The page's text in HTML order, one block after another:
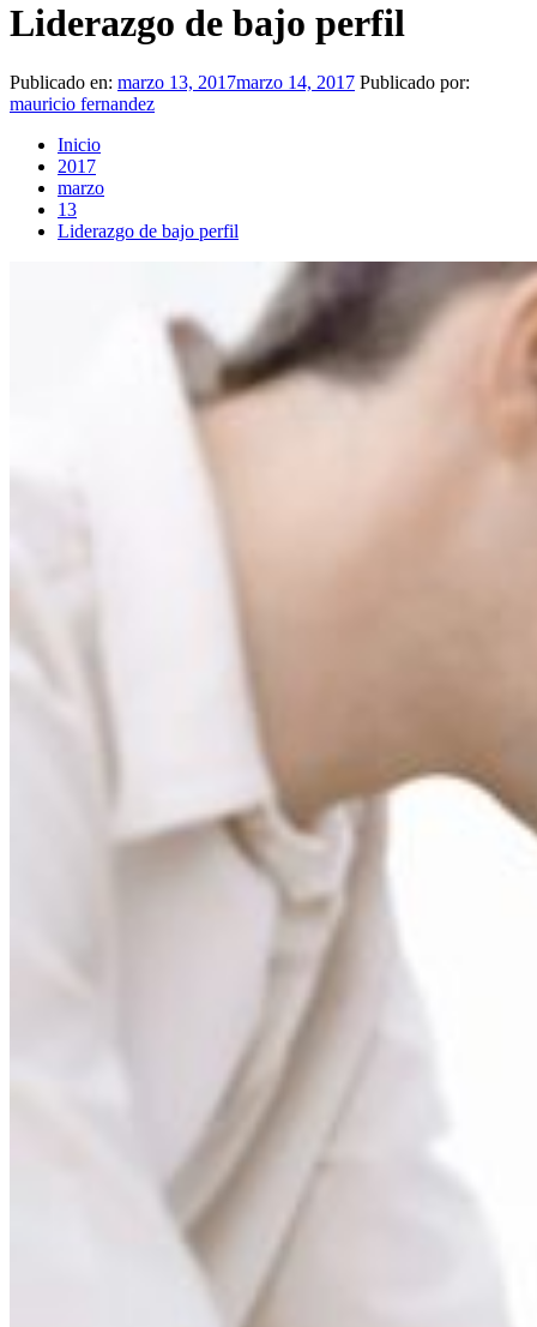
Liderazgo de bajo perfil
Publicado en: marzo 13, 2017marzo 14, 2017 Publicado por:
mauricio fernandez
Inicio
2017
marzo
13
Liderazgo de bajo perfil